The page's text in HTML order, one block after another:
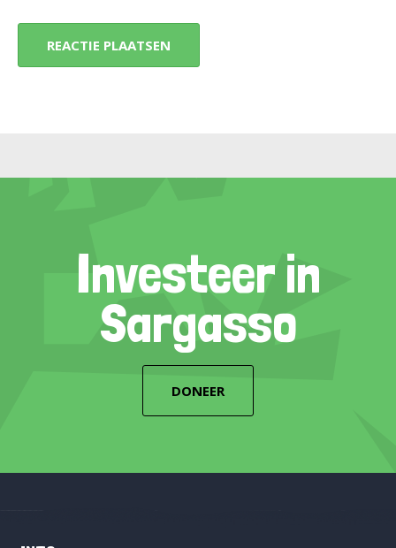
Investeer in
Sargasso
DONEER